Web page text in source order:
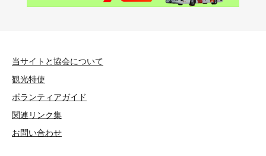
当サイトと協会について
観光特使
ボランティアガイド
関連リンク集
お問い合わせ